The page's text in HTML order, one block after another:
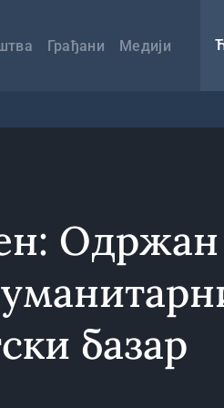
Грађани Медији
Одржан
базар